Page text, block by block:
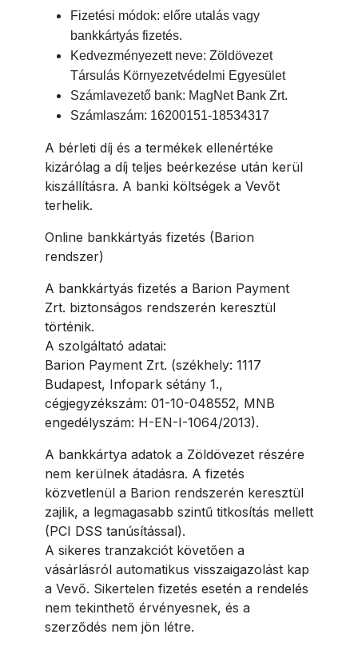
Fizetési módok: előre utalás vagy
bankkártyás fizetés.
Kedvezményezett neve: Zöldövezet
Társulás Környezetvédelmi Egyesület
Számlavezető bank: MagNet Bank Zrt.
Számlaszám: 16200151-18534317
A bérleti díj és a termékek ellenértéke
kizárólag a díj teljes beérkezése után kerül
kiszállításra. A banki költségek a Vevőt
terhelik.
Online bankkártyás fizetés (Barion
rendszer)
A bankkártyás fizetés a Barion Payment
Zrt. biztonságos rendszerén keresztül
történik.
A szolgáltató adatai:
Barion Payment Zrt. (székhely: 1117
Budapest, Infopark sétány 1.,
cégjegyzékszám: 01-10-048552, MNB
engedélyszám: H-EN-I-1064/2013).
A bankkártya adatok a Zöldövezet részére
nem kerülnek átadásra. A fizetés
közvetlenül a Barion rendszerén keresztül
zajlik, a legmagasabb szintű titkosítás mellett
(PCI DSS tanúsítással).
A sikeres tranzakciót követően a
vásárlásról automatikus visszaigazolást kap
a Vevő. Sikertelen fizetés esetén a rendelés
nem tekinthető érvényesnek, és a
szerződés nem jön létre.